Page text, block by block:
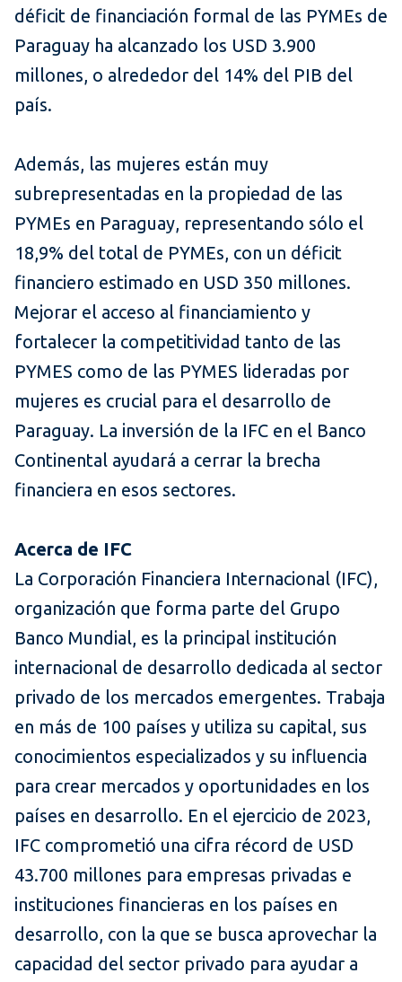
déficit de financiación formal de las PYMEs de
Paraguay ha alcanzado los USD 3.900
millones, o alrededor del 14% del PIB del
país.
Además, las mujeres están muy
subrepresentadas en la propiedad de las
PYMEs en Paraguay, representando sólo el
18,9% del total de PYMEs, con un déficit
financiero estimado en USD 350 millones.
Mejorar el acceso al financiamiento y
fortalecer la competitividad tanto de las
PYMES como de las PYMES lideradas por
mujeres es crucial para el desarrollo de
Paraguay. La inversión de la IFC en el Banco
Continental ayudará a cerrar la brecha
financiera en esos sectores.
Acerca de IFC
La Corporación Financiera Internacional (IFC),
organización que forma parte del Grupo
Banco Mundial, es la principal institución
internacional de desarrollo dedicada al sector
privado de los mercados emergentes. Trabaja
en más de 100 países y utiliza su capital, sus
conocimientos especializados y su influencia
para crear mercados y oportunidades en los
países en desarrollo. En el ejercicio de 2023,
IFC comprometió una cifra récord de USD
43.700 millones para empresas privadas e
instituciones financieras en los países en
desarrollo, con la que se busca aprovechar la
capacidad del sector privado para ayudar a